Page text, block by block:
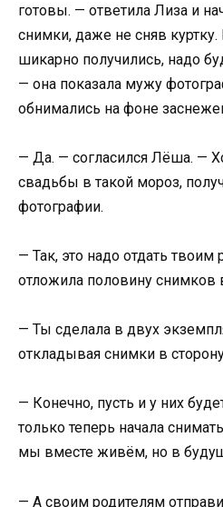
готовы. — ответила Лиза и
снимки, даже не сняв
шикарно получились, надо
— она показала мужу
обнимались на фоне
— Да. — согласился Лёша. —
свадьбы в такой мороз,
фотографии.
— Так, это надо отдать твоим
отложила половину снимков
— Ты сделала в двух
откладывая снимки в
— Конечно, пусть и у них
только теперь начала
мы вместе живём, но в
— А своим родителям